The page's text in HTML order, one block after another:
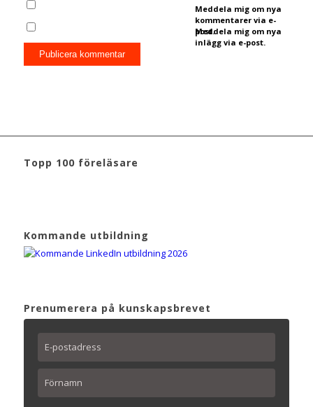
Meddela mig om nya
kommentarer via e-
post.
Meddela mig om nya
inlägg via e-post.
Topp 100 föreläsare
Kommande utbildning
Prenumerera på kunskapsbrevet